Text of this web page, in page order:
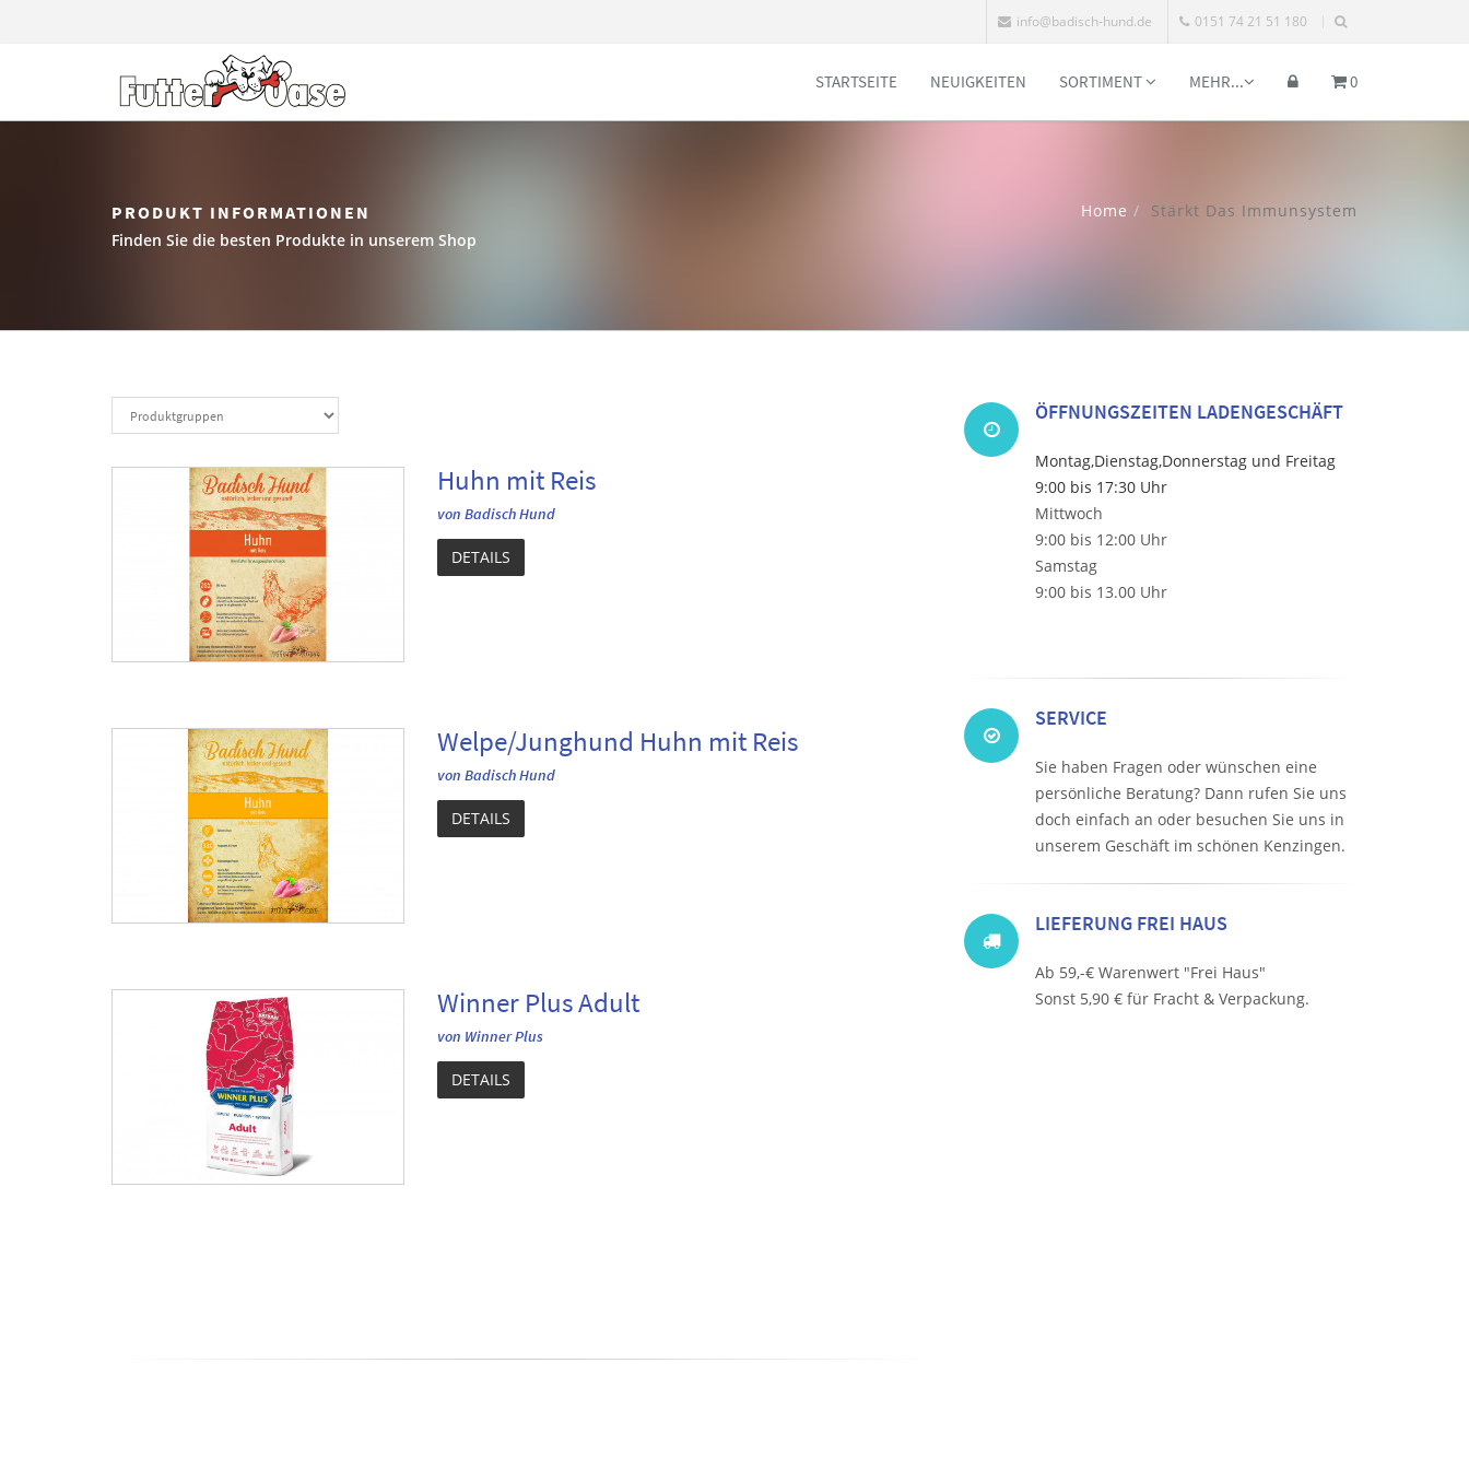
info@badisch-hund.de 0151 74 21 51 180
STARTSEITE NEUIGKEITEN SORTIMENT MEHR... 0
PRODUKT INFORMATIONEN
Finden Sie die besten Produkte in unserem Shop
Home Stärkt Das Immunsystem
Huhn mit Reis
von Badisch Hund
DETAILS
Welpe/Junghund Huhn mit Reis
von Badisch Hund
DETAILS
Winner Plus Adult
von Winner Plus
DETAILS
ÖFFNUNGSZEITEN LADENGESCHÄFT
Montag,Dienstag,Donnerstag und Freitag
9:00 bis 17:30 Uhr
Mittwoch
9:00 bis 12:00 Uhr
Samstag
9:00 bis 13.00 Uhr
SERVICE
Sie haben Fragen oder wünschen eine
persönliche Beratung? Dann rufen Sie uns
doch einfach an oder besuchen Sie uns in
unserem Geschäft im schönen Kenzingen.
LIEFERUNG FREI HAUS
Ab 59,-€ Warenwert "Frei Haus"
Sonst 5,90 € für Fracht & Verpackung.